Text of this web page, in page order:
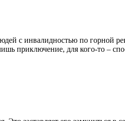
с инвалидностью по горной
приключение, для кого-то –